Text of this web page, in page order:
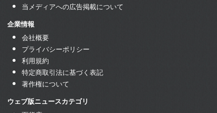
当メディアへの広告掲載について
企業情報
会社概要
プライバシーポリシー
利用規約
特定商取引法に基づく表記
著作権について
ウェブ版ニュースカテゴリ